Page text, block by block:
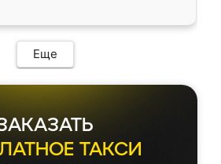
Еще
ТАКСИ